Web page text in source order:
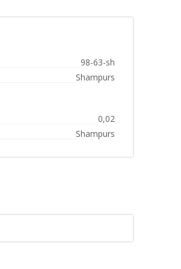
98-63-sh
Shampurs
0,02
Shampurs